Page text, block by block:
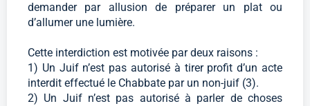
demander par allusion de préparer un plat ou
d’allumer une lumière.
Cette interdiction est motivée par deux raisons :
1) Un Juif n’est pas autorisé à tirer profit d’un acte
interdit effectué le Chabbate par un non-juif (3).
2) Un Juif n’est pas autorisé à parler de choses